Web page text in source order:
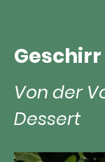
Von der
Dessert